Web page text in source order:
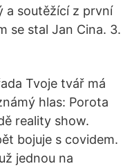
a soutěžící z první
se stal Jan Cina. 3.
Tvoje tvář má
hlas: Porota
reality show.
bojuje s covidem.
jednou na